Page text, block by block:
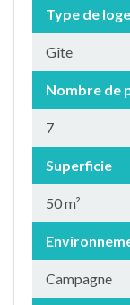
Type de
Gîte
Nombre de
7
Superficie
50 m²
Campagne